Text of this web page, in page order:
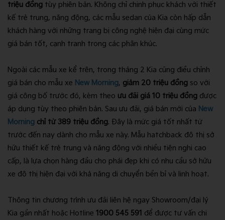
triệu đồng tùy phiên bản. Không chỉ chinh phục khách với thiết
kế trẻ trung, năng động, các mẫu sedan của Kia còn hấp dẫn
khách hàng với những trang bị công nghệ hiện đại cùng mức
giá bán tốt, cạnh tranh trong các phân khúc.
Ngoài các mẫu xe kể trên, trong tháng 2 Kia cũng điều chỉnh
giá bán cho mẫu xe New Morning, giảm 20 triệu đồng so với
giá công bố trước đó, kèm theo ưu đãi giá 10 triệu đồng được
áp dụng tùy theo phiên bản. Sau ưu đãi, giá bán mới của New
Morning chỉ từ 389 triệu đồng. Đây là mức giá tốt nhất từ
trước đến nay dành cho mẫu xe này. Mẫu hatchback đô thị sở
hữu thiết kế trẻ trung và năng động với nhiều tiện nghi cao
cấp, là lựa chọn hàng đầu cho phái đẹp khi có nhu cầu sở hữu
xe đô thị hiện đại với khả năng di chuyển bền bỉ và linh hoạt.
Thông tin chương trình ưu đãi liên hệ ngay Showroom/đại lý
Kia gần nhất hoặc Hotline 1900 545 591 để được tư vấn chi